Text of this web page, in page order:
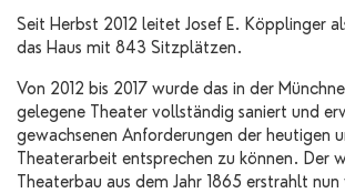
Seit Herbst 2012 leitet Josef E. Köpplinger
das Haus mit 843 Sitzplätzen.
Von 2012 bis 2017 wurde das in der
gelegene Theater vollständig saniert und
gewachsenen Anforderungen der heutigen
Theaterarbeit entsprechen zu können. Der
Theaterbau aus dem Jahr 1865 erstrahlt nun